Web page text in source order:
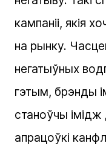
кампаніі, якія
на рынку.
негатыўных
гэтым, брэнды
станоўчы
апрацоўкі